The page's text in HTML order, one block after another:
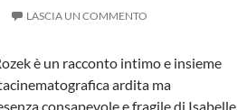
LASCIA UN COMMENTO
è un racconto intimo e insieme
ardita ma
consapevole e fragile di Isabelle